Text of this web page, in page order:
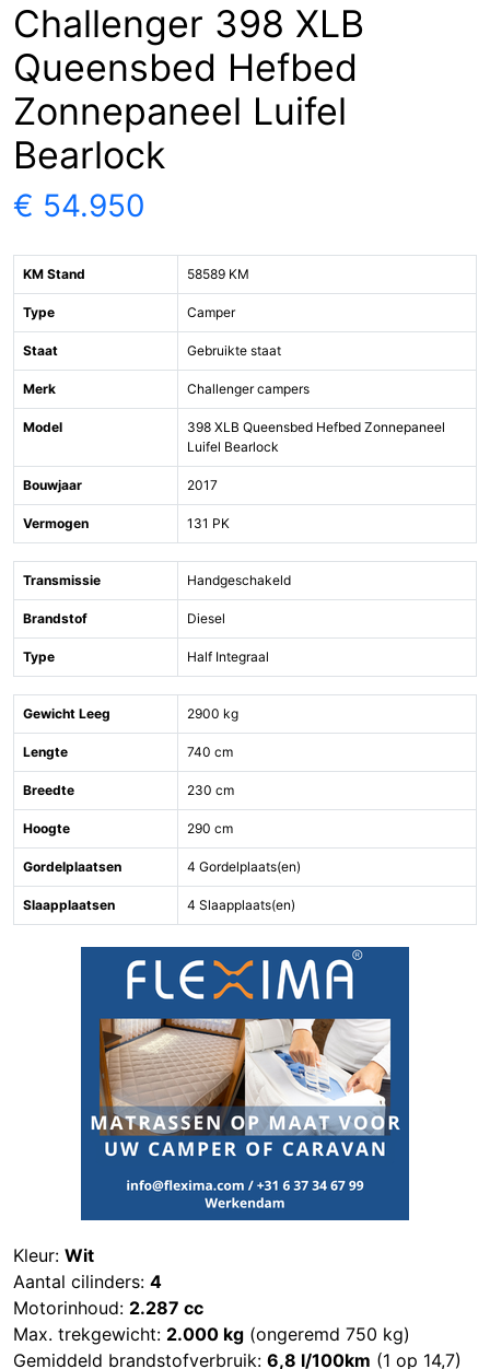
Challenger 398 XLB
Queensbed Hefbed
Zonnepaneel Luifel
Bearlock
€ 54.950
KM Stand 58589 KM
Type Camper
Staat Gebruikte staat
Merk Challenger campers
Model
398 XLB Queensbed Hefbed Zonnepaneel
Luifel Bearlock
Bouwjaar 2017
Vermogen 131 PK
Transmissie Handgeschakeld
Brandstof Diesel
Type Half Integraal
Gewicht Leeg 2900 kg
Lengte 740 cm
Breedte 230 cm
Hoogte 290 cm
Gordelplaatsen 4 Gordelplaats(en)
Slaapplaatsen 4 Slaapplaats(en)
Kleur: Wit
Aantal cilinders: 4
Motorinhoud: 2.287 cc
Max. trekgewicht: 2.000 kg (ongeremd 750 kg)
Gemiddeld brandstofverbruik: 6,8 l/100km (1 op 14,7)